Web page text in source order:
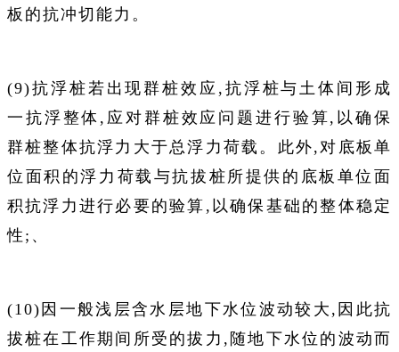
板的抗冲切能力。
(9)抗浮桩若出现群桩效应,抗浮桩与土体间形成
一抗浮整体,应对群桩效应问题进行验算,以确保
群桩整体抗浮力大于总浮力荷载。此外,对底板单
位面积的浮力荷载与抗拔桩所提供的底板单位面
积抗浮力进行必要的验算,以确保基础的整体稳定
性;、
(10)因一般浅层含水层地下水位波动较大,因此抗
拔桩在工作期间所受的拔力,随地下水位的波动而